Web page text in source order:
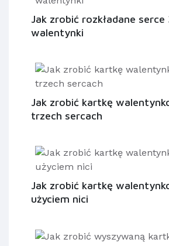
Jak zrobić rozkładane serce
walentynki
Jak zrobić kartkę
trzech sercach
Jak zrobić kartkę
użyciem nici